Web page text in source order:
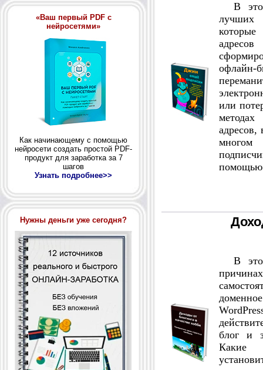
«Ваш первый PDF с
нейросетями»
Как начинающему с помощью
нейросети создать простой PDF-
продукт для заработка за 7
шагов
Узнать подробнее>>
Нужны деньги уже сегодня?
В этой
лучших
или
методах
адресов,
многом
помощью
В этой
блог и
Какие